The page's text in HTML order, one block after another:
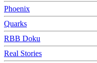
Phoenix
Quarks
RBB Doku
Real Stories